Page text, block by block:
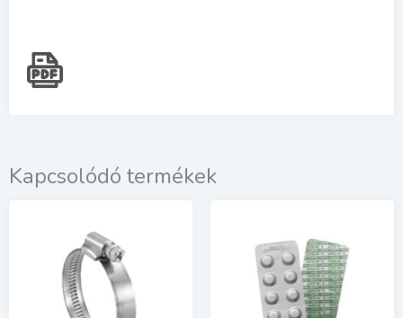
Kapcsolódó termékek